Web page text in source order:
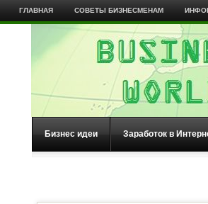
ГЛАВНАЯ СОВЕТЫ БИЗНЕСМЕНАМ
Бизнес идеи Заработок в